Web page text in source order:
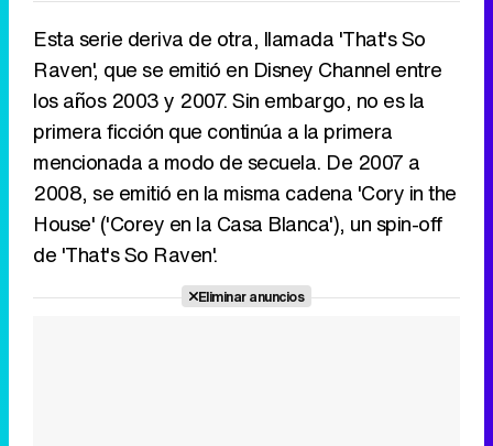
Esta serie deriva de otra, llamada 'That's So
Raven', que se emitió en Disney Channel entre
los años 2003 y 2007. Sin embargo, no es la
primera ficción que continúa a la primera
mencionada a modo de secuela. De 2007 a
2008, se emitió en la misma cadena 'Cory in the
House' ('Corey en la Casa Blanca'), un spin-off
de 'That's So Raven'.
Eliminar anuncios